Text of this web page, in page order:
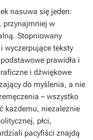
nasuwa się jeden:
przynajmniej w
Stopniowany
wyczerpujące teksty
prawidła i
i dźwiękowe
do myślenia, a nie
– wszystko
każdemu, niezależnie
płci,
pacyfiści znajdą